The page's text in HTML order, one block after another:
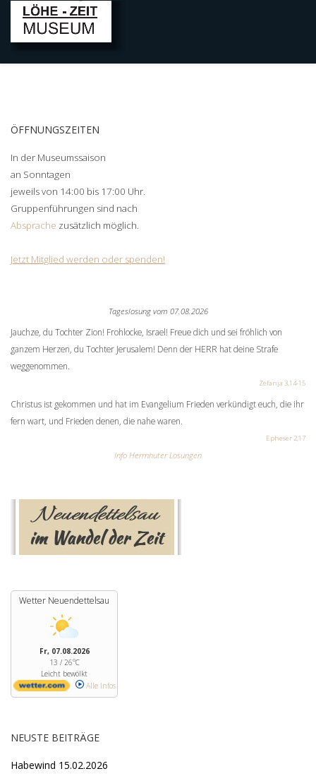
ÖFFNUNGSZEITEN
In der Museumssaison
an Sonntagen
jeweils von 14:00 bis 17:00 Uhr.
Gruppenführungen sind nach
Absprache zusätzlich möglich.
Jetzt Mitglied werden oder spenden!
Tageslosung vom 07.08.2026
Jauchze, du Tochter Zion! Frohlocke, Israel! Freue dich und sei fröhlich von
ganzem Herzen, du Tochter Jerusalem! Denn der HERR hat deine Strafe
weggenommen.
Zefanja 3,14-15
Christus ist gekommen und hat im Evangelium Frieden verkündigt euch, die ihr
fern wart, und Frieden denen, die nahe waren.
Epheser 2,17
Info Herrnhuter Losungen
Wetter Neuendettelsau
Fr, 07.08.2026
13 / 26°C
Leicht bewölkt
Alle Infos
NEUSTE BEITRÄGE
Habewind 15.02.2026